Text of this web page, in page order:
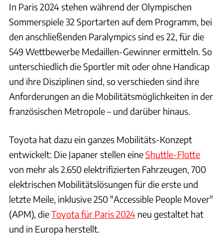
In Paris 2024 stehen während der Olympischen
Sommerspiele 32 Sportarten auf dem Programm, bei
den anschließenden Paralympics sind es 22, für die
549 Wettbewerbe Medaillen-Gewinner ermitteln. So
unterschiedlich die Sportler mit oder ohne Handicap
und ihre Disziplinen sind, so verschieden sind ihre
Anforderungen an die Mobilitätsmöglichkeiten in der
französischen Metropole – und darüber hinaus.
Toyota hat dazu ein ganzes Mobilitäts-Konzept
entwickelt: Die Japaner stellen eineShuttle-Flotte
von mehr als 2.650 elektrifizierten Fahrzeugen, 700
elektrischen Mobilitätslösungen für die erste und
letzte Meile, inklusive 250 "Accessible People Mover"
(APM), dieToyota für Paris 2024 neu gestaltet hat
und in Europa herstellt.